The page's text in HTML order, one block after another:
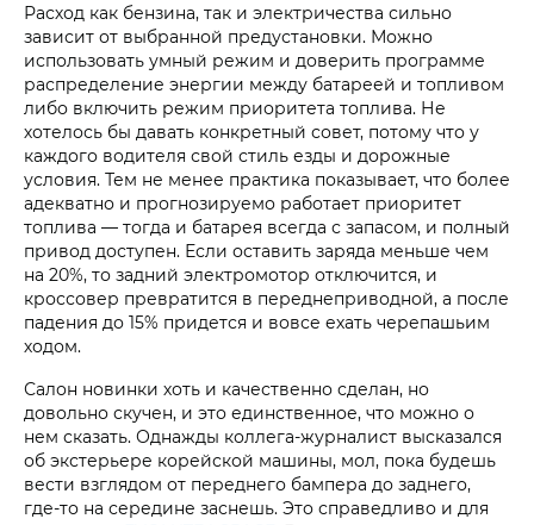
Расход как бензина, так и электричества сильно
зависит от выбранной предустановки. Можно
использовать умный режим и доверить программе
распределение энергии между батареей и топливом
либо включить режим приоритета топлива. Не
хотелось бы давать конкретный совет, потому что у
каждого водителя свой стиль езды и дорожные
условия. Тем не менее практика показывает, что более
адекватно и прогнозируемо работает приоритет
топлива — тогда и батарея всегда с запасом, и полный
привод доступен. Если оставить заряда меньше чем
на 20%, то задний электромотор отключится, и
кроссовер превратится в переднеприводной, а после
падения до 15% придется и вовсе ехать черепашьим
ходом.
Салон новинки хоть и качественно сделан, но
довольно скучен, и это единственное, что можно о
нем сказать. Однажды коллега-журналист высказался
об экстерьере корейской машины, мол, пока будешь
вести взглядом от переднего бампера до заднего,
где-то на середине заснешь. Это справедливо и для